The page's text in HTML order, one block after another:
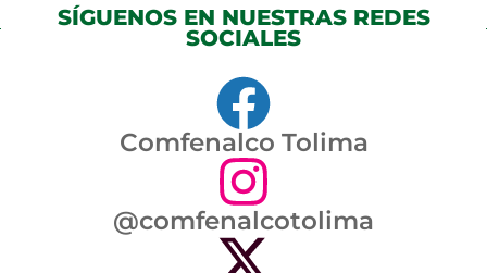
SÍGUENOS EN NUESTRAS REDES
SOCIALES
Comfenalco Tolima
@comfenalcotolima